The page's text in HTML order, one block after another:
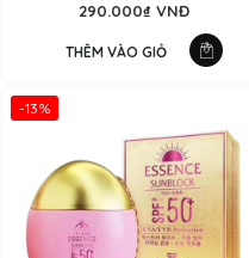
290.000₫ VNĐ
THÊM VÀO GIỎ
-13%